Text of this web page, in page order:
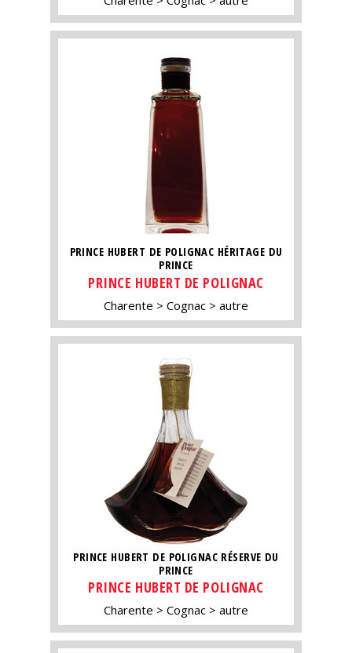
PRINCE HUBERT DE POLIGNAC HÉRITAGE DU
PRINCE
PRINCE HUBERT DE POLIGNAC
Charente Cognac autre
PRINCE HUBERT DE POLIGNAC RÉSERVE DU
PRINCE
PRINCE HUBERT DE POLIGNAC
Charente Cognac autre